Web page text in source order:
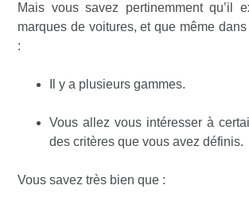
Mais vous savez pertinemment qu’il
marques de voitures, et que même
:
Il y a plusieurs gammes.
Vous allez vous intéresser à
des critères que vous avez définis.
Vous savez très bien que :